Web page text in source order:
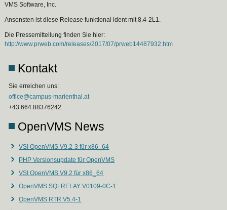
VMS Software, Inc.
Ansonsten ist diese Release funktional ident mit 8.4-2L1.
Die Pressemitteilung finden Sie hier:
http://www.prweb.com/releases/2017/07/prweb14487932.htm
Kontakt
Sie erreichen uns:
office@campus-marienthal.at
+43 664 88376242
OpenVMS News
VSI OpenVMS V9.2-3 für x86_64
PHP Versionsupdate für OpenVMS
VSI OpenVMS V9.2 für x86_64
OpenVMS SQLRELAY V0109-0C-1
OpenVMS RTR V5.4-1